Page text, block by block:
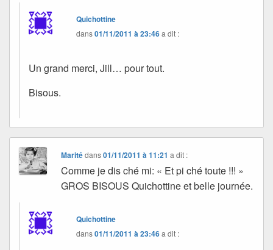
Quichottine
dans01/11/2011 à 23:46a dit :
Un grand merci, Jill… pour tout.
Bisous.
Maritédans01/11/2011 à 11:21 a dit :
Comme je dis ché mi: « Et pi ché toute !!! »
GROS BISOUS Quichottine et belle journée.
Quichottine
dans01/11/2011 à 23:46a dit :